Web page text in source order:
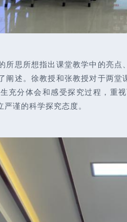
所思所想指出课堂教学中的亮
阐述。徐教授和张教授对于两
充分体会和感受探究过程，重
谨的科学探究态度。